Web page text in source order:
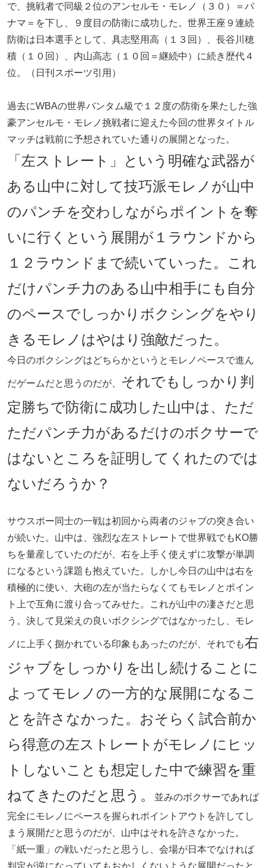
で、挑戦者で同級２位のアンセルモ・モレノ（３０）＝パ
ナマ＝を下し、９度目の防衛に成功した。世界王座９連続
防衛は日本選手として、具志堅用高（１３回）、長谷川穂
積（１０回）、内山高志（１０回＝継続中）に続き歴代４
位。（日刊スポーツ引用）
過去にWBAの世界バンタム級で１２度の防衛を果たした強
豪アンセルモ・モレノ挑戦者に迎えた今回の世界タイトル
マッチは戦前に予想されていた通りの展開となった。
「左ストレート」という明確な武器が
ある山中に対して技巧派モレノが山中
のパンチを交わしながらポイントを奪
いに行くという展開が１ラウンドから
１２ラウンドまで続いていった。これ
だけパンチ力のある山中相手にも自分
のペースでしっかりボクシングをやり
きるモレノはやはり強敵だった。
今日のボクシングはどちらかというとモレノペースで進ん
だゲームだと思うのだが、
それでもしっかり判
定勝ちで防衛に成功した山中は、ただ
ただパンチ力があるだけのボクサーで
はないところを証明してくれたのでは
ないだろうか？
サウスポー同士の一戦は初回から両者のジャブの突き合い
が続いた。山中は、強烈な左ストレートで世界戦でもKO勝
ちを量産していたのだが、右を上手く使えずに攻撃が単調
になるという課題も抱えていた。しかし今日の山中は右を
積極的に使い、大砲の左が当たらなくてもモレノとポイン
ト上で互角に渡り合ってみせた。これが山中の凄さだと思
う。決して見栄えの良いボクシングではなかったし、モレ
ノに上手く捌かれている印象もあったのだが、それでも右
ジャブをしっかりを出し続けることに
よってモレノの一方的な展開になるこ
とを許さなかった。おそらく試合前か
ら得意の左ストレートがモレノにヒッ
トしないことも想定した中で練習を重
ねてきたのだと思う。
並みのボクサーであれば
完全にモレノにペースを握られポイントアウトを許してし
まう展開だと思うのだが、山中はそれを許さなかった。
「紙一重」の戦いだったと思うし、会場が日本でなければ
判定が逆になっていてもおかしくないような展開だったと